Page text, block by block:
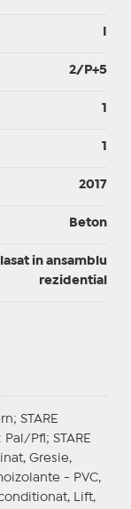
2/P+5
1
1
2017
Beton
in ansamblu
rezidential
STARE
Pal/Pfl; STARE
Gresie,
- PVC,
Lift,